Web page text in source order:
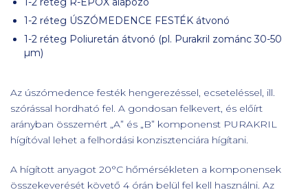
1-2 réteg ÚSZÓMEDENCE FESTÉK átvonó
1-2 réteg Poliuretán átvonó (pl. Purakril zománc 30-50
µm)
Az úszómedence festék hengerezéssel, ecseteléssel, ill.
szórással hordható fel. A gondosan felkevert, és előírt
arányban összemért „A” és „B” komponenst PURAKRIL
hígítóval lehet a felhordási konzisztenciára hígítani.
A hígított anyagot 20°C hőmérsékleten a komponensek
összekeverését követő 4 órán belül fel kell használni. Az